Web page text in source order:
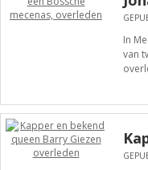
In
van